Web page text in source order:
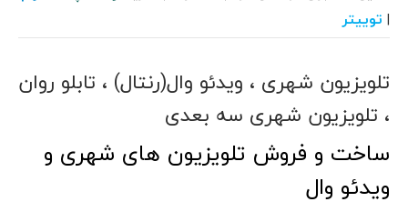
| توییتر
تلویزیون شهری ، ویدئو وال(رنتال) ، تابلو روان
، تلویزیون شهری سه بعدی
ساخت و فروش تلویزیون های شهری و
ویدئو وال